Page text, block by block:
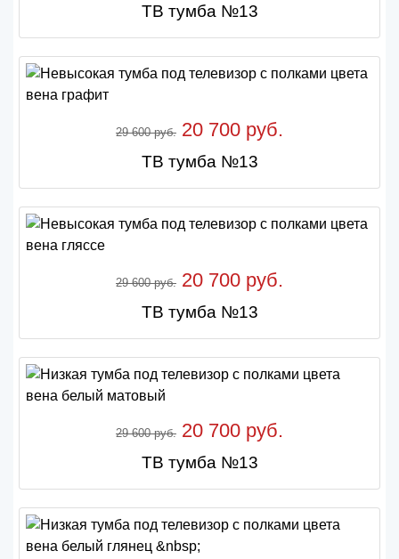
ТВ тумба №13
29 600 руб. 20 700 руб.
ТВ тумба №13
29 600 руб. 20 700 руб.
ТВ тумба №13
29 600 руб. 20 700 руб.
ТВ тумба №13